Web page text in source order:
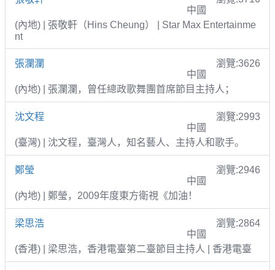
中國
(內地) | 張敬軒（Hins Cheung） | Star Max Entertainme
nt
張瀾瀾
瀏覽:3626
中國
(內地) | 張瀾瀾，曾任總政歌舞團首席節目主持人；
沈文程
瀏覽:2993
中國
(臺灣) | 沈文程，臺灣人，知名藝人、主持人和歌手。
鄭瑩
瀏覽:2946
中國
(內地) | 鄭瑩，2009年度東方衛視《加油！
梁思浩
瀏覽:2864
中國
(香港) | 梁思浩，香港電臺第二臺節目主持人 | 香港電臺